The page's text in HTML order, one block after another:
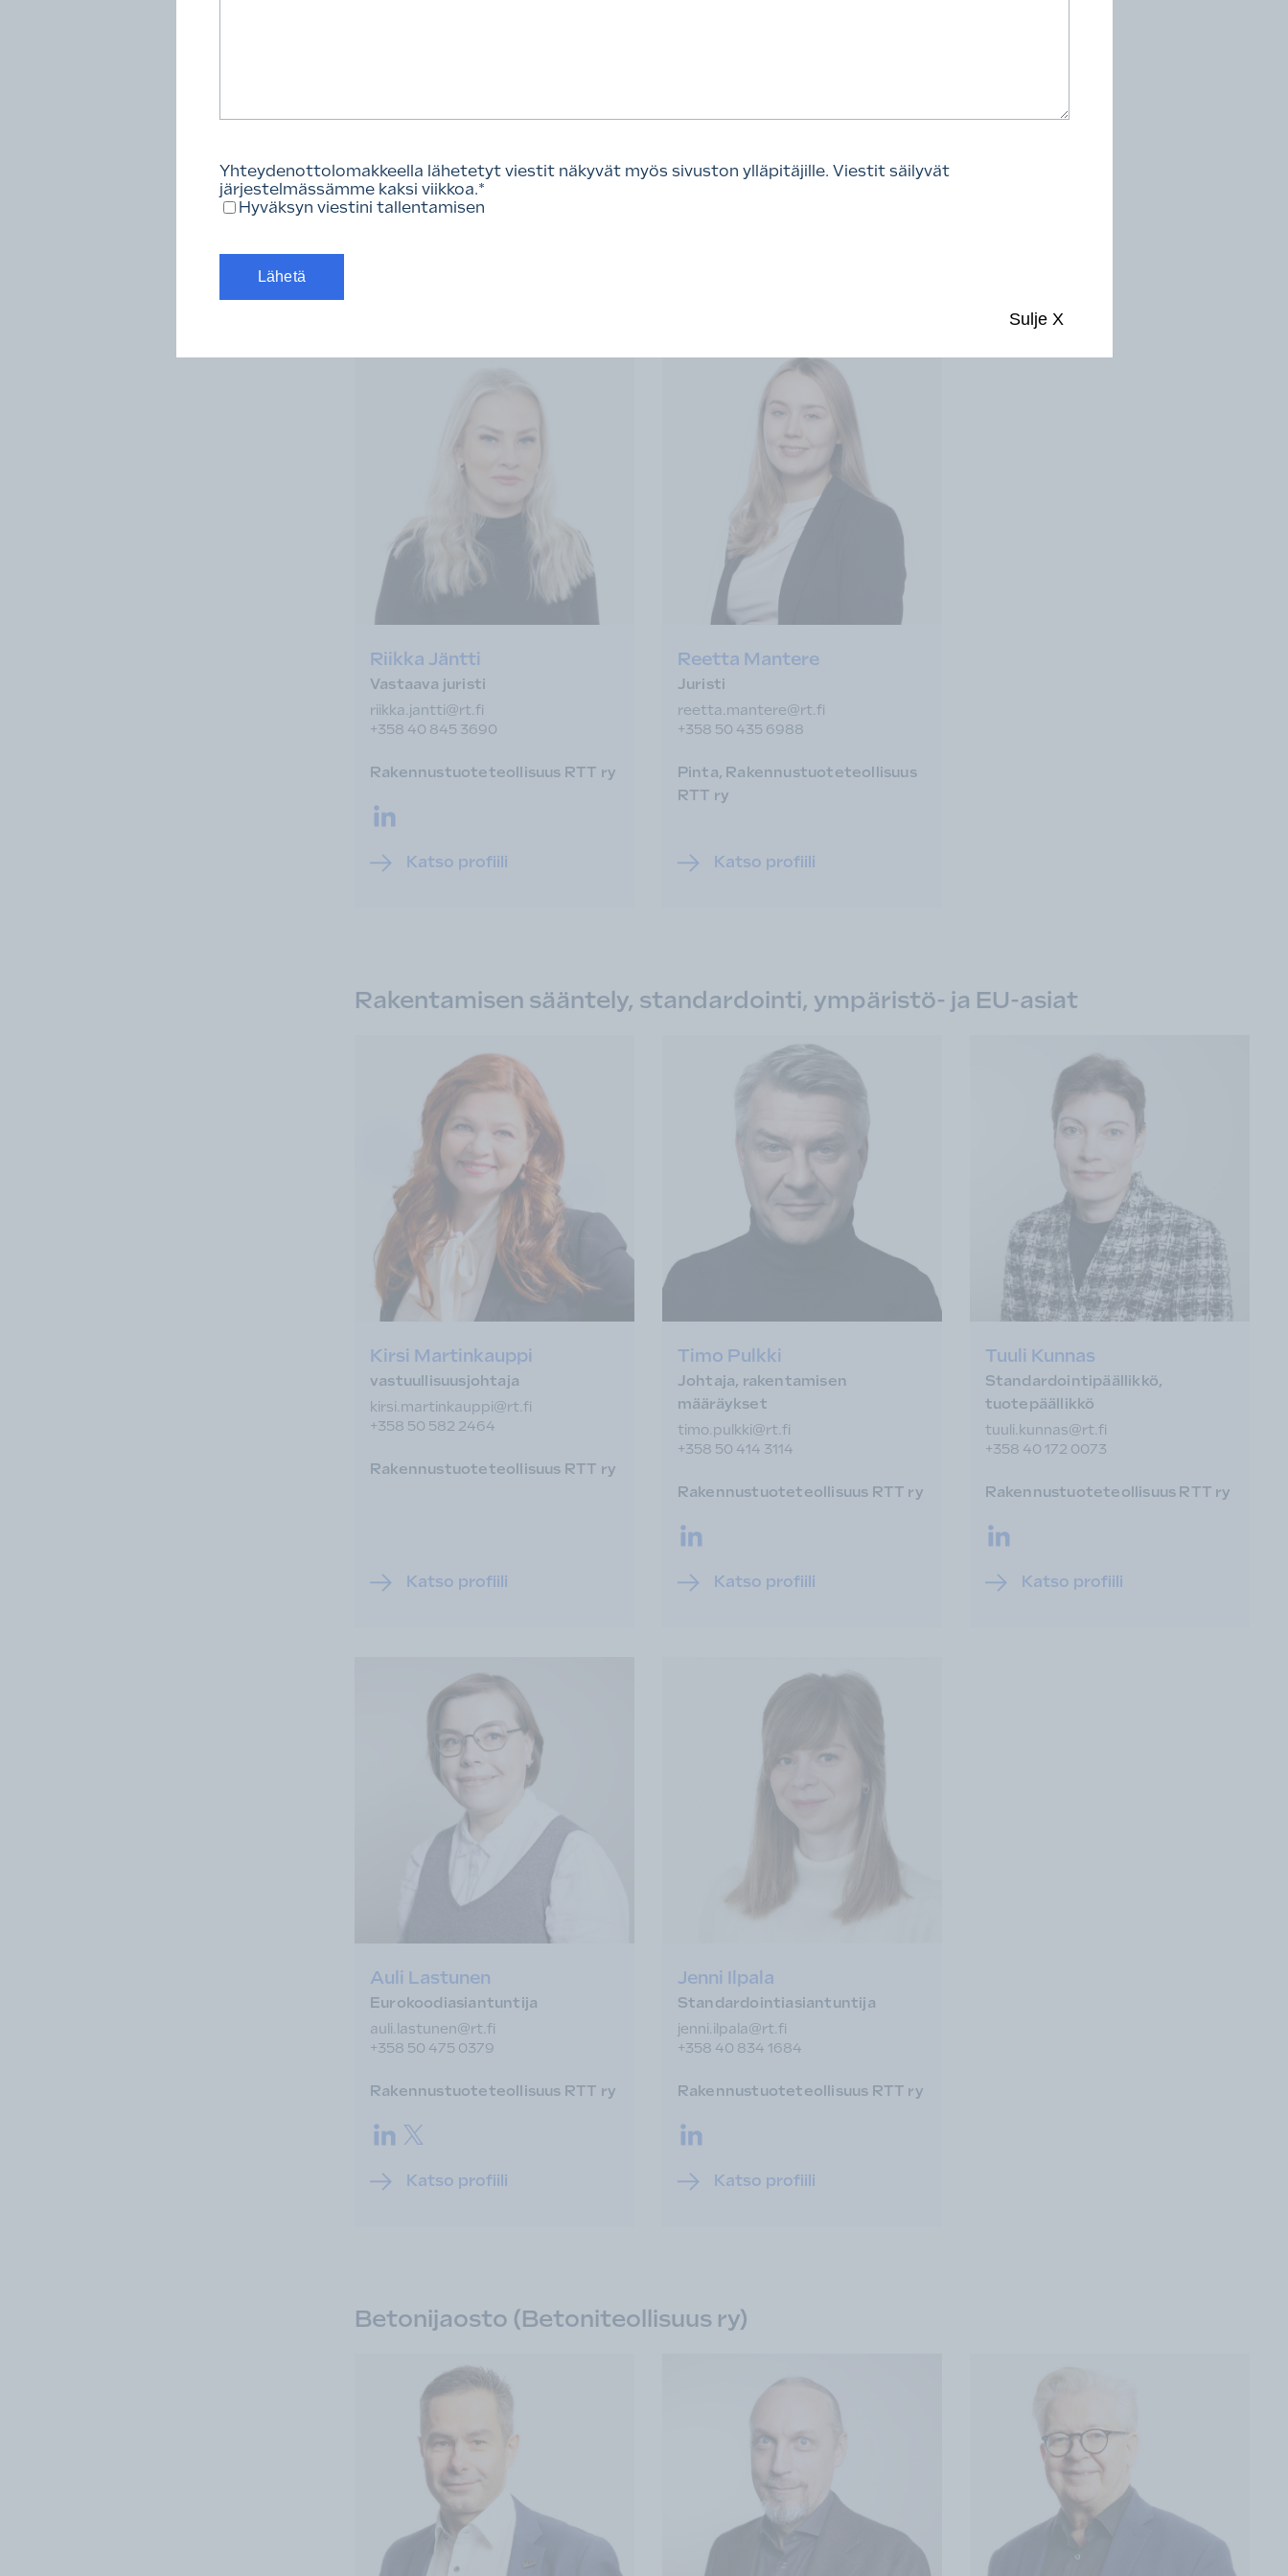
Katso profiili Katso profiili
Riikka Jäntti
Vastaava juristi
riikka.jantti@rt.fi
+358 40 845 3690
Rakennustuoteteollisuus RTT ry
LinkedIn.
Katso profiili
Reetta Mantere
Juristi
reetta.mantere@rt.fi
+358 50 435 6988
Pinta, Rakennustuoteteollisuus
RTT ry
Katso profiili
Rakentamisen sääntely, standardointi, ympäristö- ja EU-asiat
Kirsi Martinkauppi
vastuullisuusjohtaja
kirsi.martinkauppi@rt.fi
+358 50 582 2464
Rakennustuoteteollisuus RTT ry
Katso profiili
Timo Pulkki
Johtaja, rakentamisen
määräykset
timo.pulkki@rt.fi
+358 50 414 3114
Rakennustuoteteollisuus RTT ry
LinkedIn.
Katso profiili
Tuuli Kunnas
Standardointipäällikkö,
tuotepäällikkö
tuuli.kunnas@rt.fi
+358 40 172 0073
Rakennustuoteteollisuus RTT ry
LinkedIn.
Katso profiili
Auli Lastunen
Eurokoodiasiantuntija
auli.lastunen@rt.fi
+358 50 475 0379
Rakennustuoteteollisuus RTT ry
LinkedIn.Twitter.
Katso profiili
Jenni Ilpala
Standardointiasiantuntija
jenni.ilpala@rt.fi
+358 40 834 1684
Rakennustuoteteollisuus RTT ry
LinkedIn.
Katso profiili
Betonijaosto (Betoniteollisuus ry)
Yhteydenottolomakkeella lähetetyt viestit näkyvät myös sivuston ylläpitäjille. Viestit säilyvät
järjestelmässämme kaksi viikkoa.*
Hyväksyn viestini tallentamisen
Sulje X